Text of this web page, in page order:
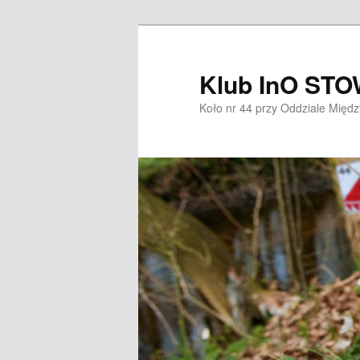
Klub InO
Koło nr 44 przy Oddziale